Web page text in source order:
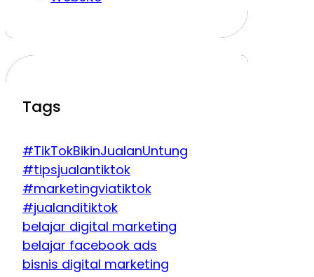
Tags
#TikTokBikinJualanUntung
#tipsjualantiktok
#marketingviatiktok
#jualanditiktok
belajar digital marketing
belajar facebook ads
bisnis digital marketing